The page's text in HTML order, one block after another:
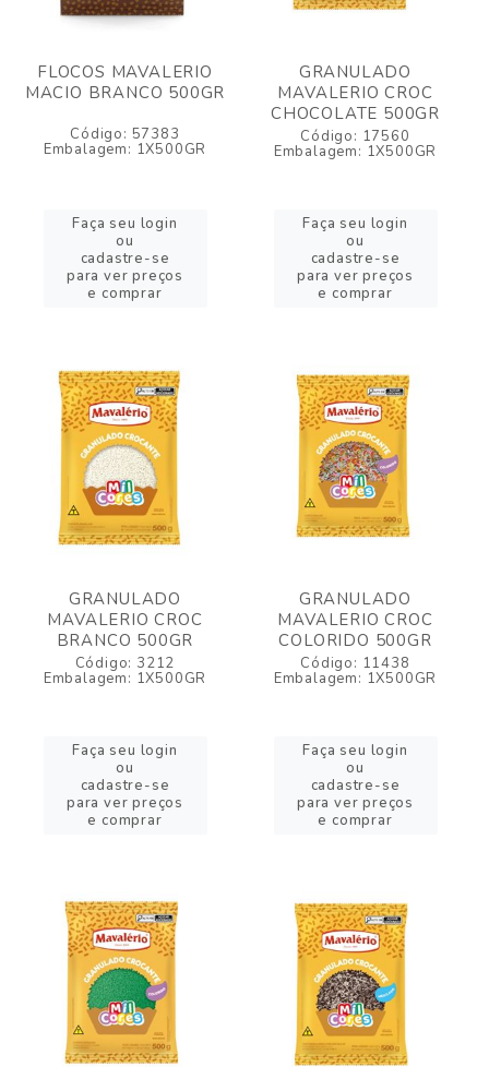
FLOCOS MAVALERIO
MACIO BRANCO 500GR
Código: 57383
Embalagem: 1X500GR
Faça seu login
ou
cadastre-se
para ver preços
e comprar
GRANULADO
MAVALERIO CROC
CHOCOLATE 500GR
Código: 17560
Embalagem: 1X500GR
Faça seu login
ou
cadastre-se
para ver preços
e comprar
GRANULADO
MAVALERIO CROC
BRANCO 500GR
Código: 3212
Embalagem: 1X500GR
Faça seu login
ou
cadastre-se
para ver preços
e comprar
GRANULADO
MAVALERIO CROC
COLORIDO 500GR
Código: 11438
Embalagem: 1X500GR
Faça seu login
ou
cadastre-se
para ver preços
e comprar